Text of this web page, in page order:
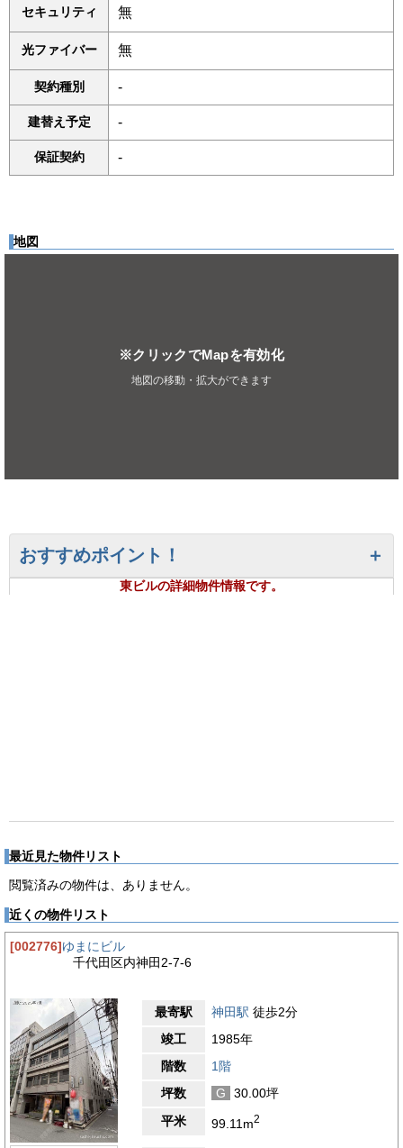
セキュリティ 無
光ファイバー 無
契約種別 -
建替え予定 -
保証契約 -
地図
※クリックでMapを有効化
地図の移動・拡大ができます
おすすめポイント！
東ビルの詳細物件情報です。
最近見た物件リスト
閲覧済みの物件は、ありません。
近くの物件リスト
[002776]ゆまにビル
千代田区内神田2-7-6
最寄駅 神田駅 徒歩2分
竣工
1985年
階数
1階
坪数
G
30.00坪
平米
99.11m2